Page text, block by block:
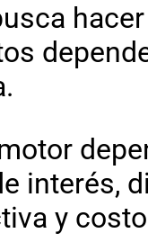
interés,
y